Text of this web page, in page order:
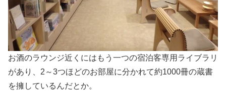
お酒のラウンジ近くにはもう一つの宿泊客専用ライブラリ
があり、2～3つほどのお部屋に分かれて約1000冊の蔵書
を擁しているんだとか。